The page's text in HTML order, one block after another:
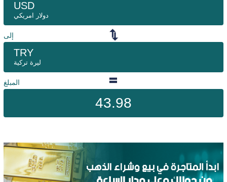
USD
دولار امريكي
إلى
TRY
ليرة تركية
المبلغ
43.98